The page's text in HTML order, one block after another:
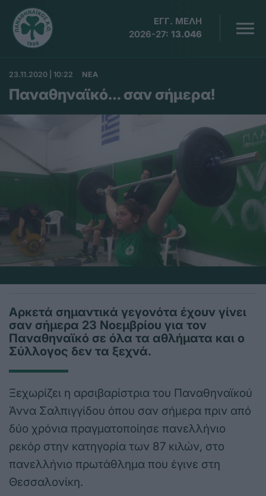
ΕΓΓ. ΜΕΛΗ
2026-27: 13.046
23.11.2020 | 10:22 ΝΕΑ
Παναθηναϊκό… σαν σήμερα!
Αρκετά σημαντικά γεγονότα έχουν γίνει
σαν σήμερα 23 Νοεμβρίου για τον
Παναθηναϊκό σε όλα τα αθλήματα και ο
Σύλλογος δεν τα ξεχνά.
Ξεχωρίζει η αρσιβαρίστρια του Παναθηναϊκού
Άννα Σαλπιγγίδου όπου σαν σήμερα πριν από
δύο χρόνια πραγματοποίησε πανελλήνιο
ρεκόρ στην κατηγορία των 87 κιλών, στο
πανελλήνιο πρωτάθλημα που έγινε στη
Θεσσαλονίκη.